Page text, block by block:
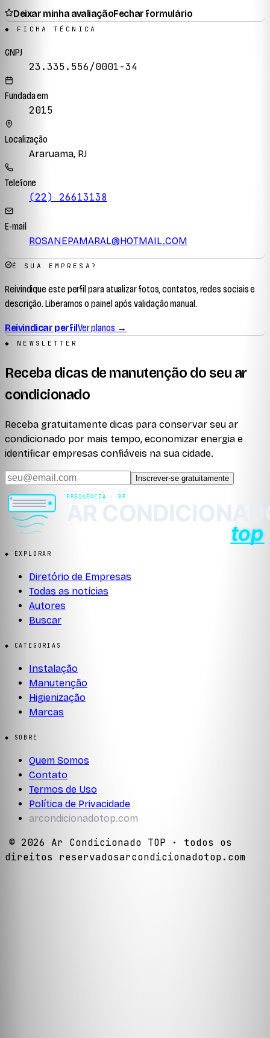
Deixar minha avaliaçãoFechar formulário
◆ FICHA TÉCNICA
CNPJ
23.335.556/0001-34
Fundada em
2015
Localização
Araruama, RJ
Telefone
(22) 26613138
E-mail
ROSANEPAMARAL@HOTMAIL.COM
É SUA EMPRESA?
Reivindique este perfil para atualizar fotos, contatos, redes sociais e
descrição. Liberamos o painel após validação manual.
Reivindicar perfilVer planos →
◆ NEWSLETTER
Receba dicas de manutenção do seu ar
condicionado
Receba gratuitamente dicas para conservar seu ar
condicionado por mais tempo, economizar energia e
identificar empresas confiáveis na sua cidade.
Inscrever-se gratuitamente
◆ EXPLORAR
Diretório de Empresas
Todas as notícias
Autores
Buscar
◆ CATEGORIAS
Instalação
Manutenção
Higienização
Marcas
◆ SOBRE
Quem Somos
Contato
Termos de Uso
Política de Privacidade
arcondicionadotop.com
© 2026 Ar Condicionado TOP · todos os
direitos reservadosarcondicionadotop.com